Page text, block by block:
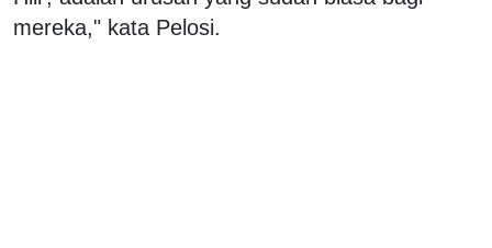
mereka," kata Pelosi.